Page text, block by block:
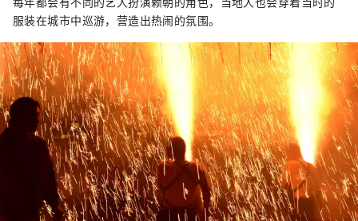
服装在城市中巡游，营造出热闹的氛围。